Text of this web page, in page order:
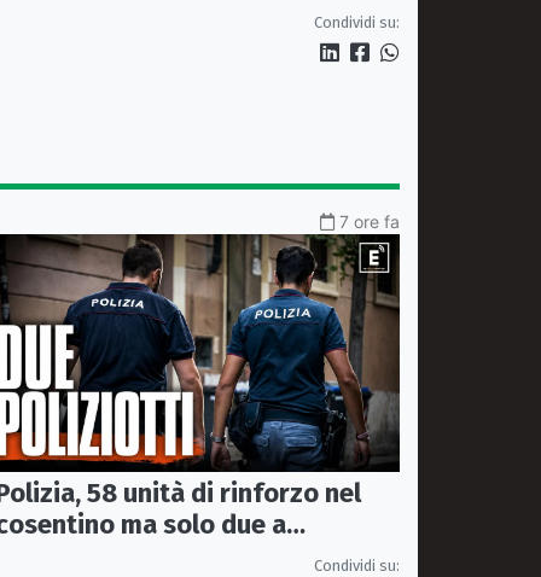
Condividi su:
7 ore fa
58 unità di rinforzo nel
ma solo due a
Rossano e due aCondividi su: